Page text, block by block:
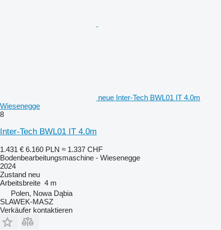
neue Inter-Tech BWL01 IT 4.0m
Wiesenegge
8
Inter-Tech BWL01 IT 4.0m
1.431 € 6.160 PLN ≈ 1.337 CHF
Bodenbearbeitungsmaschine - Wiesenegge
2024
Zustand neu
Arbeitsbreite 4 m
Polen, Nowa Dąbia
SLAWEK-MASZ
Verkäufer kontaktieren